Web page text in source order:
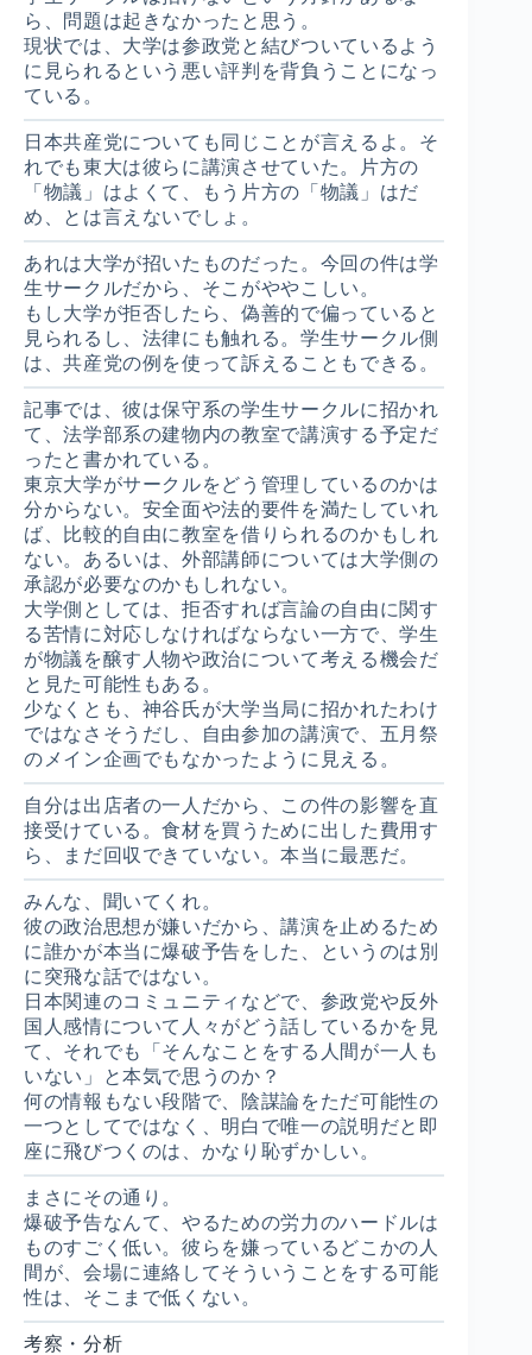
ら、問題は起きなかったと思う。
現状では、大学は参政党と結びついているよう
に見られるという悪い評判を背負うことになっ
ている。
日本共産党についても同じことが言えるよ。そ
れでも東大は彼らに講演させていた。片方の
「物議」はよくて、もう片方の「物議」はだ
め、とは言えないでしょ。
あれは大学が招いたものだった。今回の件は学
生サークルだから、そこがややこしい。
もし大学が拒否したら、偽善的で偏っていると
見られるし、法律にも触れる。学生サークル側
は、共産党の例を使って訴えることもできる。
記事では、彼は保守系の学生サークルに招かれ
て、法学部系の建物内の教室で講演する予定だ
ったと書かれている。
東京大学がサークルをどう管理しているのかは
分からない。安全面や法的要件を満たしていれ
ば、比較的自由に教室を借りられるのかもしれ
ない。あるいは、外部講師については大学側の
承認が必要なのかもしれない。
大学側としては、拒否すれば言論の自由に関す
る苦情に対応しなければならない一方で、学生
が物議を醸す人物や政治について考える機会だ
と見た可能性もある。
少なくとも、神谷氏が大学当局に招かれたわけ
ではなさそうだし、自由参加の講演で、五月祭
のメイン企画でもなかったように見える。
自分は出店者の一人だから、この件の影響を直
接受けている。食材を買うために出した費用す
ら、まだ回収できていない。本当に最悪だ。
みんな、聞いてくれ。
彼の政治思想が嫌いだから、講演を止めるため
に誰かが本当に爆破予告をした、というのは別
に突飛な話ではない。
日本関連のコミュニティなどで、参政党や反外
国人感情について人々がどう話しているかを見
て、それでも「そんなことをする人間が一人も
いない」と本気で思うのか？
何の情報もない段階で、陰謀論をただ可能性の
一つとしてではなく、明白で唯一の説明だと即
座に飛びつくのは、かなり恥ずかしい。
まさにその通り。
爆破予告なんて、やるための労力のハードルは
ものすごく低い。彼らを嫌っているどこかの人
間が、会場に連絡してそういうことをする可能
性は、そこまで低くない。
考察・分析